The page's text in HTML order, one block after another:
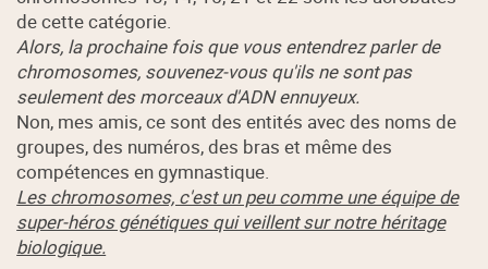
de cette catégorie.
Alors, la prochaine fois que vous entendrez parler de
chromosomes, souvenez-vous qu'ils ne sont pas
seulement des morceaux d'ADN ennuyeux.
Non, mes amis, ce sont des entités avec des noms de
groupes, des numéros, des bras et même des
compétences en gymnastique.
Les chromosomes, c'est un peu comme une équipe de
super-héros génétiques qui veillent sur notre héritage
biologique.